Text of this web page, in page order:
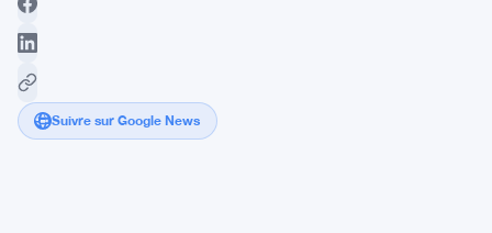
Suivre sur Google News